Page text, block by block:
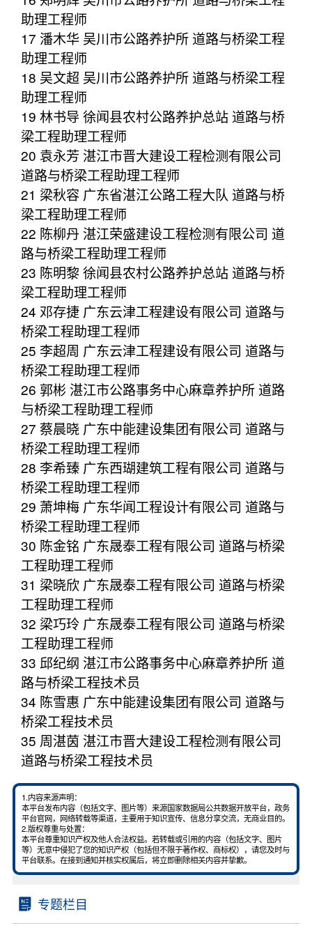
助理工程师
17 潘木华 吴川市公路养护所 道路与桥梁工程
助理工程师
18 吴文超 吴川市公路养护所 道路与桥梁工程
助理工程师
19 林书导 徐闻县农村公路养护总站 道路与桥
梁工程助理工程师
20 袁永芳 湛江市晋大建设工程检测有限公司
道路与桥梁工程助理工程师
21 梁秋容 广东省湛江公路工程大队 道路与桥
梁工程助理工程师
22 陈柳丹 湛江荣盛建设工程检测有限公司 道
路与桥梁工程助理工程师
23 陈明黎 徐闻县农村公路养护总站 道路与桥
梁工程助理工程师
24 邓存捷 广东云津工程建设有限公司 道路与
桥梁工程助理工程师
25 李超周 广东云津工程建设有限公司 道路与
桥梁工程助理工程师
26 郭彬 湛江市公路事务中心麻章养护所 道路
与桥梁工程助理工程师
27 蔡晨晓 广东中能建设集团有限公司 道路与
桥梁工程助理工程师
28 李希臻 广东西瑚建筑工程有限公司 道路与
桥梁工程助理工程师
29 萧坤梅 广东华闻工程设计有限公司 道路与
桥梁工程助理工程师
30 陈金铭 广东晟泰工程有限公司 道路与桥梁
工程助理工程师
31 梁晓欣 广东晟泰工程有限公司 道路与桥梁
工程助理工程师
32 梁巧玲 广东晟泰工程有限公司 道路与桥梁
工程助理工程师
33 邱纪纲 湛江市公路事务中心麻章养护所 道
路与桥梁工程技术员
34 陈雪惠 广东中能建设集团有限公司 道路与
桥梁工程技术员
35 周湛茵 湛江市晋大建设工程检测有限公司
道路与桥梁工程技术员
1.内容来源声明：
本平台发布内容（包括文字、图片等）来源国家数据局公共数据开放平台，政务
平台官网，网络转载等渠道，主要用于知识宣传、信息分享交流，无商业目的。
2.版权尊重与处置：
本平台尊重知识产权及他人合法权益。若转载或引用的内容（包括文字、图片
等）无意中侵犯了您的知识产权（包括但不限于著作权、商标权），请您及时与
平台联系。在接到通知并核实权属后，将立即删除相关内容并挚歉。
专题栏目